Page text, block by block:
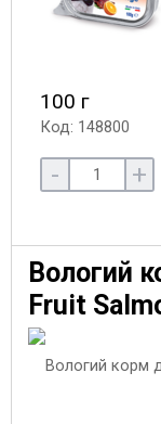
100 г
Код: 148800
- +
Вологий
Fruit